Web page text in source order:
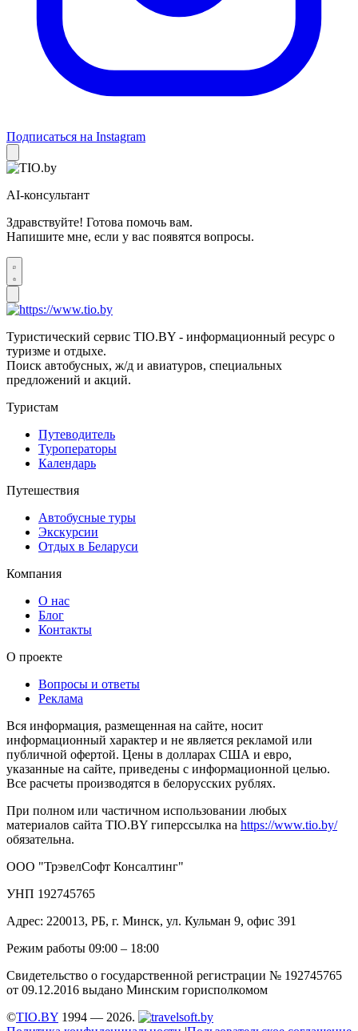
Подписаться на Instagram
AI-консультант
Здравствуйте! Готова помочь вам.
Напишите мне, если у вас появятся вопросы.
Туристический сервис TIO.BY - информационный ресурс о
туризме и отдыхе.
Поиск автобусных, ж/д и авиатуров, специальных
предложений и акций.
Туристам
Путеводитель
Туроператоры
Календарь
Путешествия
Автобусные туры
Экскурсии
Отдых в Беларуси
Компания
О нас
Блог
Контакты
О проекте
Вопросы и ответы
Реклама
Вся информация, размещенная на сайте, носит
информационный характер и не является рекламой или
публичной офертой. Цены в долларах США и евро,
указанные на сайте, приведены с информационной целью.
Все расчеты производятся в белорусских рублях.
При полном или частичном использовании любых
материалов сайта TIO.BY гиперссылка на https://www.tio.by/
обязательна.
ООО "ТрэвелСофт Консалтинг"
УНП 192745765
Адрес: 220013, РБ, г. Минск, ул. Кульман 9, офис 391
Режим работы 09:00 – 18:00
Свидетельство о государственной регистрации № 192745765
от 09.12.2016 выдано Минским горисполкомом
©TIO.BY 1994 — 2026.